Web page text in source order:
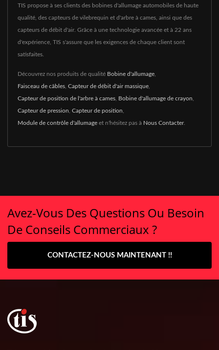
TIS propose à ses clients des bobines d'allumage automobiles de haute
qualité, des capteurs de vilebrequin et d'arbre à cames, ainsi que des
capteurs de débit d'air. Grâce à une technologie avancée et à 22 ans
d'expérience, TIS s'assure que les exigences de chaque client sont
satisfaites.
Découvrez nos produits de qualité Bobine d'allumage
Faisceau de câbles Capteur de débit d'air massique
Capteur de position de l'arbre à cames Bobine d'allumage de crayon
Capteur de pression Capteur de position
Module de contrôle d'allumage et n'hésitez pas à Nous Contacter.
Avez-Vous Des Questions Ou Besoin
De Conseils Commerciaux ?
CONTACTEZ-NOUS MAINTENANT !!